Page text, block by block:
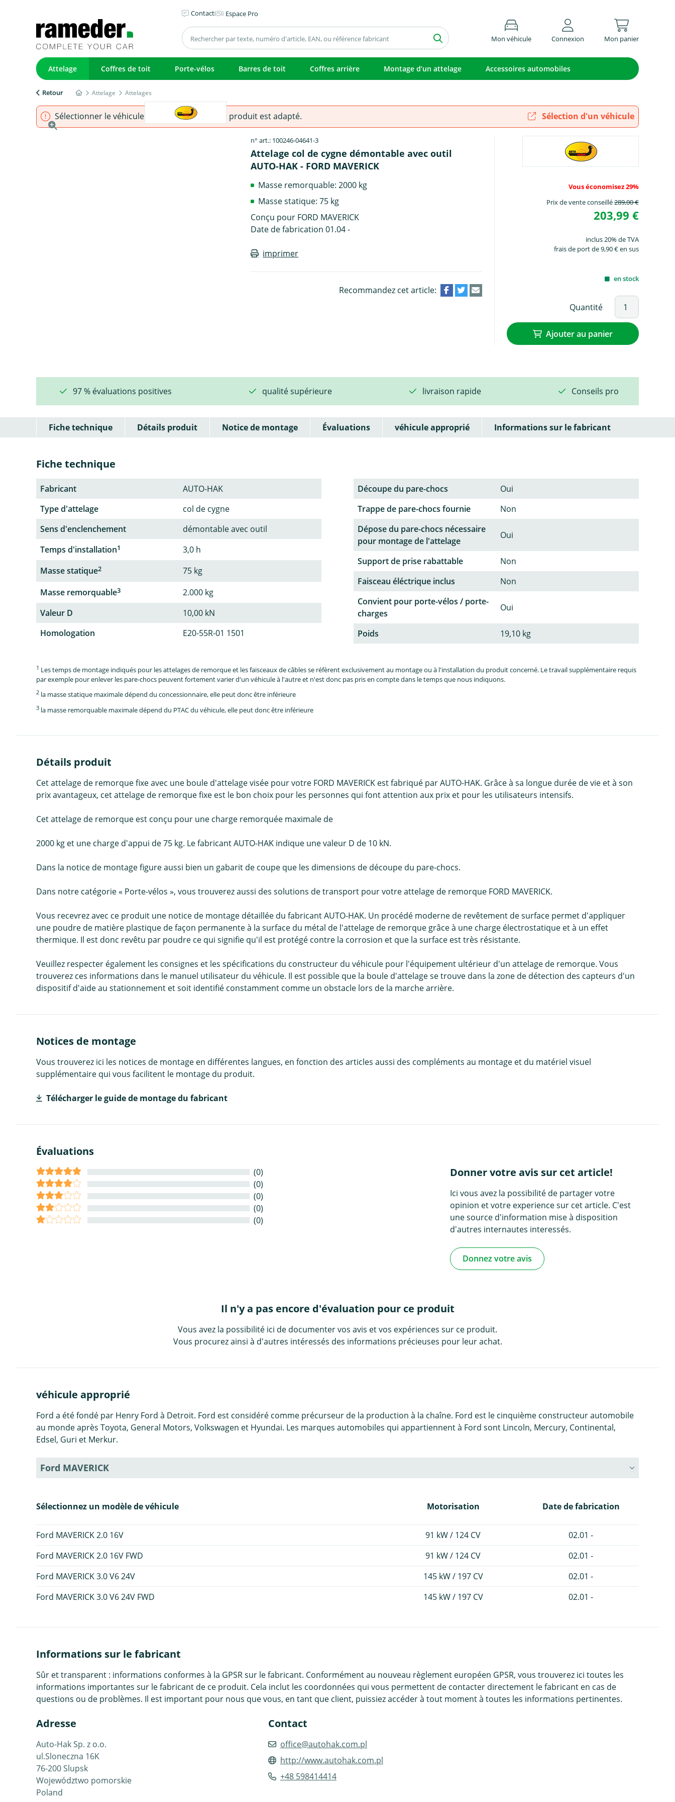
Contact Espace Pro
Mon véhicule Connexion Mon panier
Attelage Coffres de toit Porte-vélos Barres de toit Coffres arrière Montage d’un attelage Accessoires automobiles
Retour Attelage Attelages
Sélectionner le véhicule pour s'assurer que le produit est adapté. Sélection d'un véhicule
n° art.: 100246-04641-3
Attelage col de cygne démontable avec outil
AUTO-HAK - FORD MAVERICK
Masse remorquable: 2000 kg
Masse statique: 75 kg
Conçu pour FORD MAVERICK
Date de fabrication 01.04 -
imprimer
Recommandez cet article:
Vous économisez 29%
Prix de vente conseillé289,00 €
203,99 €
inclus 20% de TVA
frais de port de 9,90 € en sus
en stock
Quantité
Ajouter au panier
97 % évaluations positives qualité supérieure livraison rapide Conseils pro
Fiche technique Détails produit Notice de montage Évaluations véhicule approprié Informations sur le fabricant
Fiche technique
Fabricant
AUTO-HAK
Type d'attelage
col de cygne
Sens d'enclenchement
démontable avec outil
Temps d'installation1
3,0 h
Masse statique2
75 kg
Masse remorquable3
2.000 kg
Valeur D
10,00 kN
Homologation
E20-55R-01 1501
Découpe du pare-chocs
Oui
Trappe de pare-chocs fournie
Non
Dépose du pare-chocs nécessaire
pour montage de l'attelage
Oui
Support de prise rabattable
Non
Faisceau éléctrique inclus
Non
Convient pour porte-vélos / porte-
charges
Oui
Poids 19,10 kg
1 Les temps de montage indiqués pour les attelages de remorque et les faisceaux de câbles se réfèrent exclusivement au montage ou à l'installation du produit concerné. Le travail supplémentaire requis
par exemple pour enlever les pare-chocs peuvent fortement varier d'un véhicule à l'autre et n'est donc pas pris en compte dans le temps que nous indiquons.
2 la masse statique maximale dépend du concessionnaire, elle peut donc être inférieure
3 la masse remorquable maximale dépend du PTAC du véhicule, elle peut donc être inférieure
Détails produit
Cet attelage de remorque fixe avec une boule d'attelage visée pour votre FORD MAVERICK est fabriqué par AUTO-HAK. Grâce à sa longue durée de vie et à son
prix avantageux, cet attelage de remorque fixe est le bon choix pour les personnes qui font attention aux prix et pour les utilisateurs intensifs.
Cet attelage de remorque est conçu pour une charge remorquée maximale de
2000 kg et une charge d'appui de 75 kg. Le fabricant AUTO-HAK indique une valeur D de 10 kN.
Dans la notice de montage figure aussi bien un gabarit de coupe que les dimensions de découpe du pare-chocs.
Dans notre catégorie « Porte-vélos », vous trouverez aussi des solutions de transport pour votre attelage de remorque FORD MAVERICK.
Vous recevrez avec ce produit une notice de montage détaillée du fabricant AUTO-HAK. Un procédé moderne de revêtement de surface permet d'appliquer
une poudre de matière plastique de façon permanente à la surface du métal de l'attelage de remorque grâce à une charge électrostatique et à un effet
thermique. Il est donc revêtu par poudre ce qui signifie qu'il est protégé contre la corrosion et que la surface est très résistante.
Veuillez respecter également les consignes et les spécifications du constructeur du véhicule pour l'équipement ultérieur d'un attelage de remorque. Vous
trouverez ces informations dans le manuel utilisateur du véhicule. Il est possible que la boule d'attelage se trouve dans la zone de détection des capteurs d'un
dispositif d'aide au stationnement et soit identifié constamment comme un obstacle lors de la marche arrière.
Notices de montage
Vous trouverez ici les notices de montage en différentes langues, en fonction des articles aussi des compléments au montage et du matériel visuel
supplémentaire qui vous facilitent le montage du produit.
Télécharger le guide de montage du fabricant
Évaluations
(0)
(0)
(0)
(0)
(0)
Donner votre avis sur cet article!
Ici vous avez la possibilité de partager votre
opinion et votre experience sur cet article. C'est
une source d'information mise à disposition
d'autres internautes interessés.
Donnez votre avis
Il n'y a pas encore d'évaluation pour ce produit
Vous avez la possibilité ici de documenter vos avis et vos expériences sur ce produit.
Vous procurez ainsi à d'autres intéressés des informations précieuses pour leur achat.
véhicule approprié
Ford a été fondé par Henry Ford à Detroit. Ford est considéré comme précurseur de la production à la chaîne. Ford est le cinquième constructeur automobile
au monde après Toyota, General Motors, Volkswagen et Hyundai. Les marques automobiles qui appartiennent à Ford sont Lincoln, Mercury, Continental,
Edsel, Guri et Merkur.
Ford MAVERICK
Sélectionnez un modèle de véhicule Motorisation Date de fabrication
Ford MAVERICK 2.0 16V 91 kW / 124 CV
02.01 -
Ford MAVERICK 2.0 16V FWD
91 kW / 124 CV
02.01 -
Ford MAVERICK 3.0 V6 24V
145 kW / 197 CV
02.01 -
Ford MAVERICK 3.0 V6 24V FWD
145 kW / 197 CV 02.01 -
Informations sur le fabricant
Sûr et transparent : informations conformes à la GPSR sur le fabricant. Conformément au nouveau règlement européen GPSR, vous trouverez ici toutes les
informations importantes sur le fabricant de ce produit. Cela inclut les coordonnées qui vous permettent de contacter directement le fabricant en cas de
questions ou de problèmes. Il est important pour nous que vous, en tant que client, puissiez accéder à tout moment à toutes les informations pertinentes.
Adresse
Auto-Hak Sp. z o.o.
ul.Sloneczna 16K
76-200 Slupsk
Województwo pomorskie
Poland
Contact
office@autohak.com.pl
http://www.autohak.com.pl
+48 598414414